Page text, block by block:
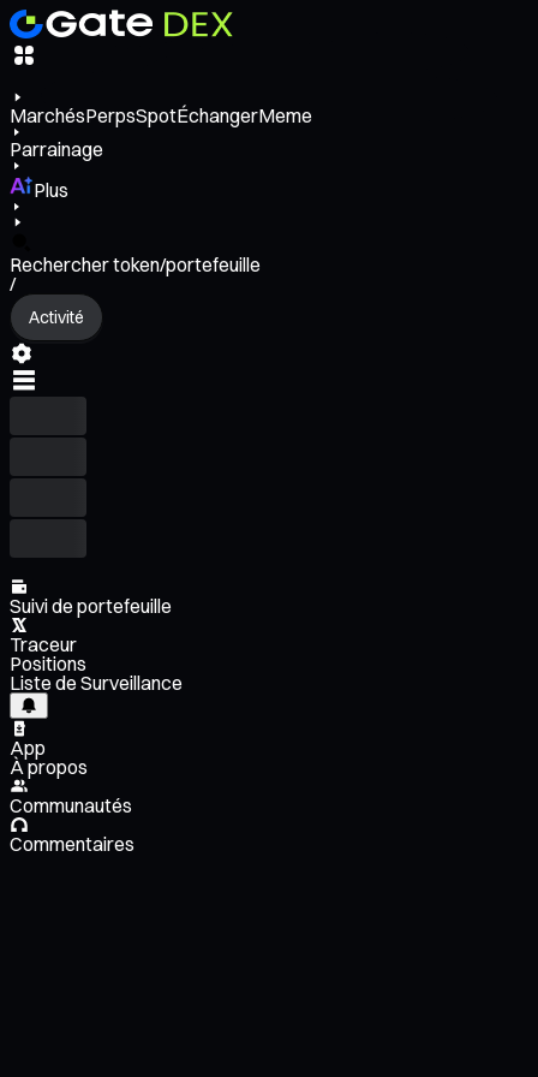
MarchésPerpsSpotÉchangerMeme
Parrainage
Plus
Rechercher token/portefeuille
/
Activité
Suivi de portefeuille
Traceur
Positions
Liste de Surveillance
App
À propos
Communautés
Commentaires